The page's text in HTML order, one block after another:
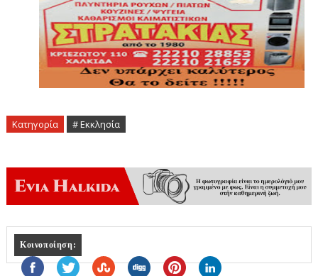
Κατηγορία # Εκκλησία
Κοινοποίηση: